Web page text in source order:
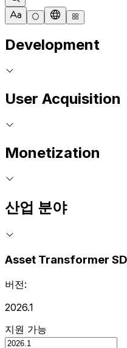
Development
User Acquisition
Monetization
산업 분야
Asset Transformer
버전:
2026.1
지원 가능